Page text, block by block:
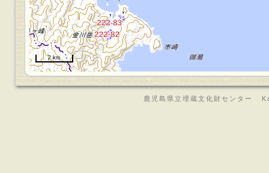
2 km
鹿児島県立埋蔵文化財センタ